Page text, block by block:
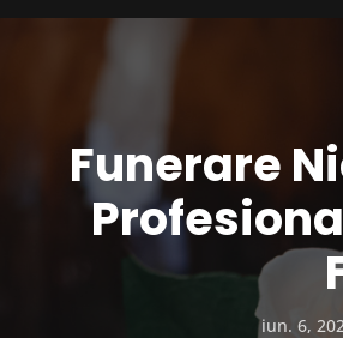
Funerare
iun. 6,